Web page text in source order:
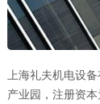
上海礼夫机电设
产业园，注册资